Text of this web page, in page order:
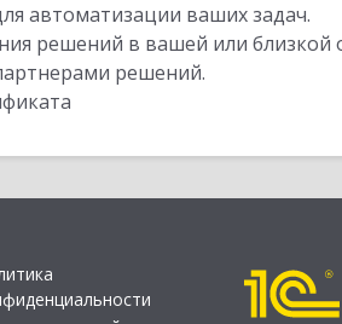
автоматизации ваших задач.
решений в вашей или
решений.